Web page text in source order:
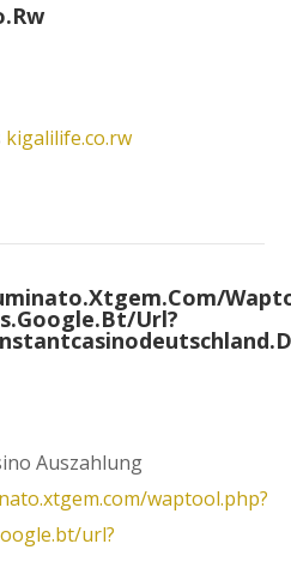
kigalilife.co.rw
url?
Auszahlung
waptool.php?
url?